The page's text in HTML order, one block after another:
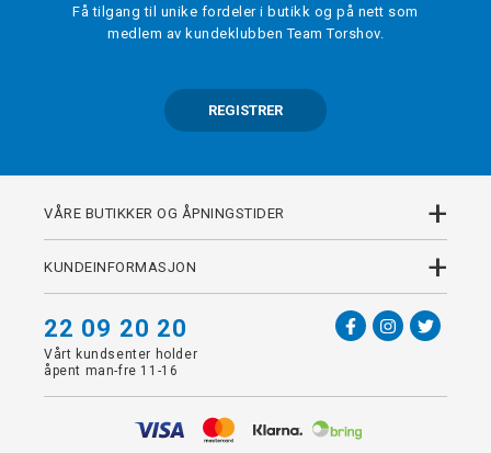
Få tilgang til unike fordeler i butikk og på nett som
medlem av kundeklubben Team Torshov.
REGISTRER
VÅRE BUTIKKER OG ÅPNINGSTIDER +
KUNDEINFORMASJON +
22 09 20 20
Vårt kundsenter holder
åpent man-fre 11-16